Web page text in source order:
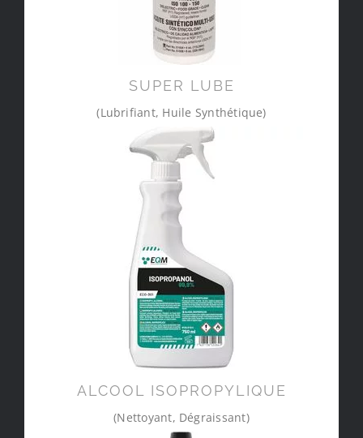
SUPER LUBE
(Lubrifiant, Huile Synthétique)
ALCOOL ISOPROPYLIQUE
(Nettoyant, Dégraissant)